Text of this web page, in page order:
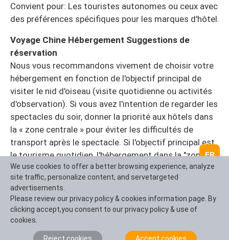
Convient pour: Les touristes autonomes ou ceux avec
des préférences spécifiques pour les marques d'hôtel.
Voyage Chine Hébergement Suggestions de
réservation
Nous vous recommandons vivement de choisir votre
hébergement en fonction de l'objectif principal de
visiter le nid d'oiseau (visite quotidienne ou activités
d'observation). Si vous avez l'intention de regarder les
spectacles du soir, donner la priorité aux hôtels dans
la « zone centrale » pour éviter les difficultés de
transport après le spectacle. Si l'objectif principal est
le tourisme quotidien, l'hébergement dans la "zone
adjacente" offre un meilleur rapport qualité-prix. En
réservant par notre intermédiaire, vous pouvez non
seulement correspondre précisément à des hôtels en
fonction de vos besoins, mais aussi à des forfaits
d'hébergement, de billets et de planification de
l'itinéraire. Vous pouvez souvent obtenir des
FR
We use cookies to offer a better browsing experience, analyze
site traffic, personalize content, and servetargeted
advertisements.
Please review our privacy policy & cookies information page. By
clicking accept,you consent to our privacy policy & use of
cookies.